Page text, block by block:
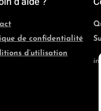
de confidentialité
d’utilisation